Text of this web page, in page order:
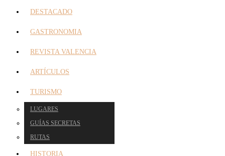
DESTACADO
GASTRONOMIA
REVISTA VALENCIA
ARTÍCULOS
TURISMO
LUGARES
GUÍAS SECRETAS
RUTAS
HISTORIA